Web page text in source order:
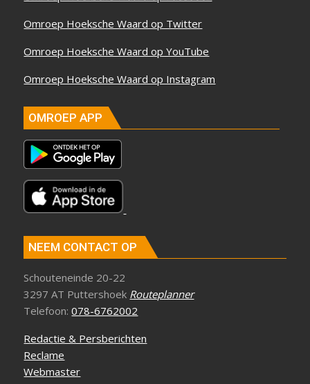
Omroep Hoeksche Waard op Twitter
Omroep Hoeksche Waard op YouTube
Omroep Hoeksche Waard op Instagram
OMROEP APP
NEEM CONTACT OP
Schouteneinde 20-22
3297 AT Puttershoek Routeplanner
Telefoon:078-6762002
Redactie & Persberichten
Reclame
Webmaster